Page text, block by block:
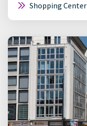
Shopping Center